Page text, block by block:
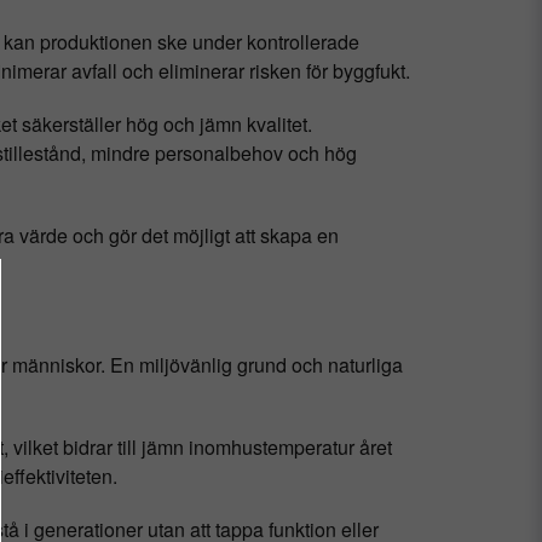
produktionen ske under kontrollerade
avfall och eliminerar risken för byggfukt.
säkerställer hög och jämn kvalitet.
mindre personalbehov och hög
värde och gör det möjligt att skapa en
människor. En miljövänlig grund och naturliga
vilket bidrar till jämn inomhustemperatur året
i generationer utan att tappa funktion eller